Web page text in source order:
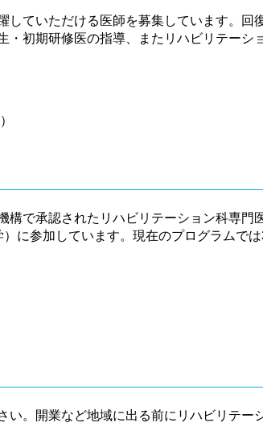
ていただける医師を募集しています。
初期研修医の指導、またリハビリテー
で承認されたリハビリテーション科専門
に参加しています。現在のプログラムで
。開業など地域に出る前にリハビリテー